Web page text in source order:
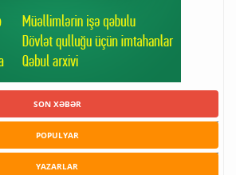
SON XƏBƏR
POPULYAR
YAZARLAR